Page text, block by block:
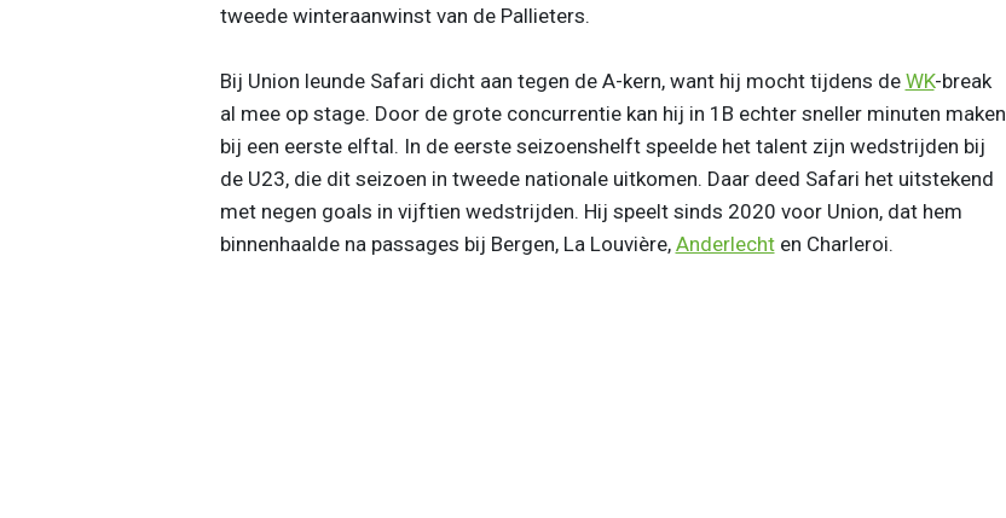
tweede winteraanwinst van de Pallieters.
Bij Union leunde Safari dicht aan tegen de A-kern, want hij mocht tijdens de WK-break
al mee op stage. Door de grote concurrentie kan hij in 1B echter sneller minuten maken
bij een eerste elftal. In de eerste seizoenshelft speelde het talent zijn wedstrijden bij
de U23, die dit seizoen in tweede nationale uitkomen. Daar deed Safari het uitstekend
met negen goals in vijftien wedstrijden. Hij speelt sinds 2020 voor Union, dat hem
binnenhaalde na passages bij Bergen, La Louvière, Anderlechten Charleroi.